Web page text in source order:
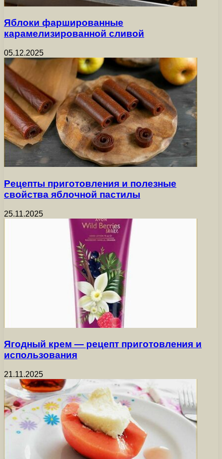
Яблоки фаршированные
карамелизированной сливой
05.12.2025
Рецепты приготовления и полезные
свойства яблочной пастилы
25.11.2025
Ягодный крем — рецепт приготовления и
использования
21.11.2025